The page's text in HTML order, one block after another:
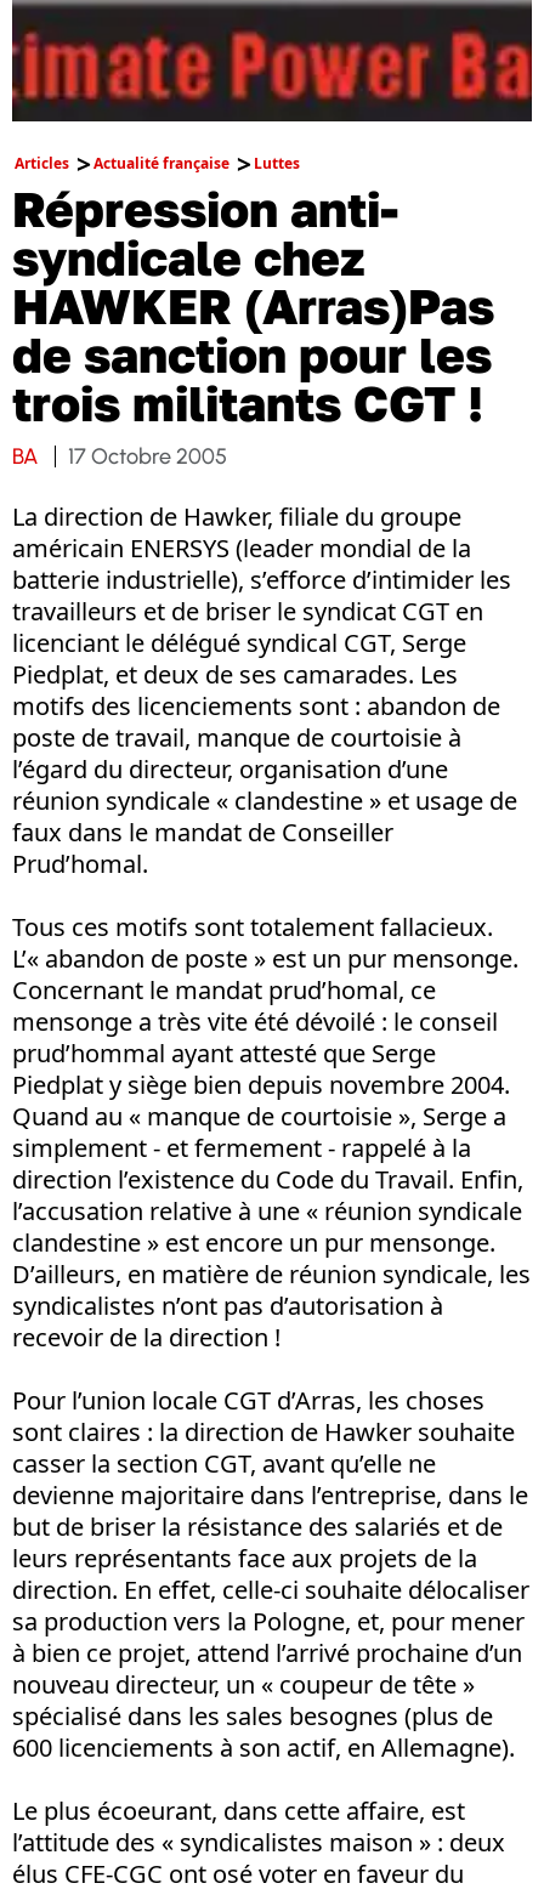
Articles Actualité française Luttes
Répression anti-
syndicale chez
HAWKER (Arras)Pas
de sanction pour les
trois militants CGT !
BA 17 Octobre 2005
La direction de Hawker, filiale du groupe
américain ENERSYS (leader mondial de la
batterie industrielle), s’efforce d’intimider les
travailleurs et de briser le syndicat CGT en
licenciant le délégué syndical CGT, Serge
Piedplat, et deux de ses camarades. Les
motifs des licenciements sont : abandon de
poste de travail, manque de courtoisie à
l’égard du directeur, organisation d’une
réunion syndicale « clandestine » et usage de
faux dans le mandat de Conseiller
Prud’homal.
Tous ces motifs sont totalement fallacieux.
L’« abandon de poste » est un pur mensonge.
Concernant le mandat prud’homal, ce
mensonge a très vite été dévoilé : le conseil
prud’hommal ayant attesté que Serge
Piedplat y siège bien depuis novembre 2004.
Quand au « manque de courtoisie », Serge a
simplement - et fermement - rappelé à la
direction l’existence du Code du Travail. Enfin,
l’accusation relative à une « réunion syndicale
clandestine » est encore un pur mensonge.
D’ailleurs, en matière de réunion syndicale, les
syndicalistes n’ont pas d’autorisation à
recevoir de la direction !
Pour l’union locale CGT d’Arras, les choses
sont claires : la direction de Hawker souhaite
casser la section CGT, avant qu’elle ne
devienne majoritaire dans l’entreprise, dans le
but de briser la résistance des salariés et de
leurs représentants face aux projets de la
direction. En effet, celle-ci souhaite délocaliser
sa production vers la Pologne, et, pour mener
à bien ce projet, attend l’arrivé prochaine d’un
nouveau directeur, un « coupeur de tête »
spécialisé dans les sales besognes (plus de
600 licenciements à son actif, en Allemagne).
Le plus écoeurant, dans cette affaire, est
l’attitude des « syndicalistes maison » : deux
élus CFE-CGC ont osé voter en faveur du